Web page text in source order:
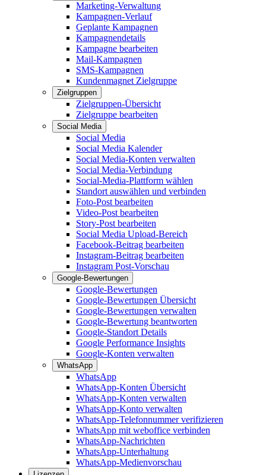
Marketing-Verwaltung
Kampagnen-Verlauf
Geplante Kampagnen
Kampagnendetails
Kampagne bearbeiten
Mail-Kampagnen
SMS-Kampagnen
Kundenmagnet Zielgruppe
Zielgruppen
Zielgruppen-Übersicht
Zielgruppe bearbeiten
Social Media
Social Media
Social Media Kalender
Social Media-Konten verwalten
Social Media-Verbindung
Social-Media-Plattform wählen
Standort auswählen und verbinden
Foto-Post bearbeiten
Video-Post bearbeiten
Story-Post bearbeiten
Social Media Upload-Bereich
Facebook-Beitrag bearbeiten
Instagram-Beitrag bearbeiten
Instagram Post-Vorschau
Google-Bewertungen
Google-Bewertungen
Google-Bewertungen Übersicht
Google-Bewertungen verwalten
Google-Bewertung beantworten
Google-Standort Details
Google Performance Insights
Google-Konten verwalten
WhatsApp
WhatsApp
WhatsApp-Konten Übersicht
WhatsApp-Konten verwalten
WhatsApp-Konto verwalten
WhatsApp-Telefonnummer verifizieren
WhatsApp mit weboffice verbinden
WhatsApp-Nachrichten
WhatsApp-Unterhaltung
WhatsApp-Medienvorschau